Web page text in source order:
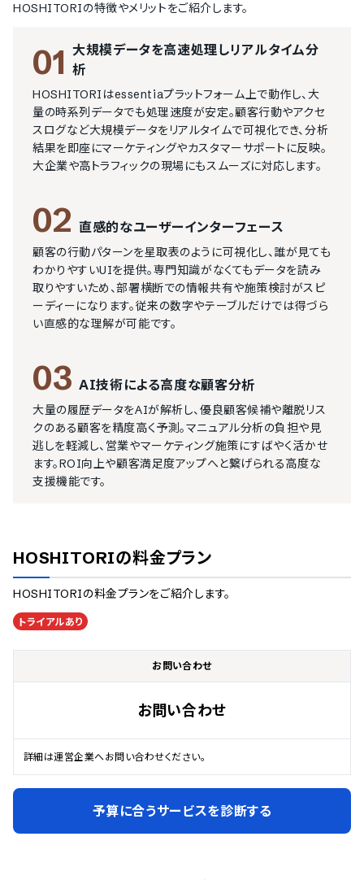
HOSHITORIの特徴やメリットをご紹介します。
01 大規模データを高速処理しリアルタイム分
析
HOSHITORIはessentiaプラットフォーム上で動作し、大
量の時系列データでも処理速度が安定。顧客行動やアクセ
スログなど大規模データをリアルタイムで可視化でき、分析
結果を即座にマーケティングやカスタマーサポートに反映。
大企業や高トラフィックの現場にもスムーズに対応します。
02 直感的なユーザーインターフェース
顧客の行動パターンを星取表のように可視化し、誰が見ても
わかりやすいUIを提供。専門知識がなくてもデータを読み
取りやすいため、部署横断での情報共有や施策検討がスピ
ーディーになります。従来の数字やテーブルだけでは得づら
い直感的な理解が可能です。
03 AI技術による高度な顧客分析
大量の履歴データをAIが解析し、優良顧客候補や離脱リス
クのある顧客を精度高く予測。マニュアル分析の負担や見
逃しを軽減し、営業やマーケティング施策にすばやく活かせ
ます。ROI向上や顧客満足度アップへと繋げられる高度な
支援機能です。
HOSHITORIの料金プラン
HOSHITORIの料金プランをご紹介します。
トライアルあり
お問い合わせ
お問い合わせ
詳細は運営企業へお問い合わせください。
予算に合うサービスを診断する